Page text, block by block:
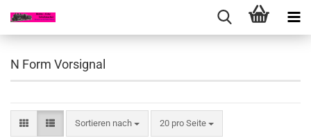
N Form Vorsignal
Sortieren nach
Sortieren nach 20 pro Seite
pro Seite